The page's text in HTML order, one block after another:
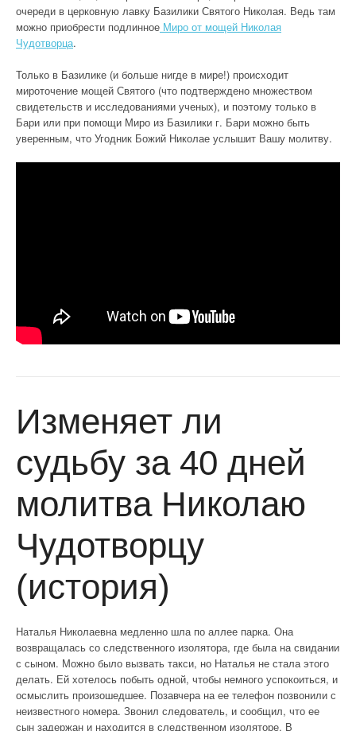
очереди в церковную лавку Базилики Святого Николая. Ведь там
можно приобрести подлинное Миро от мощей Николая
Чудотворца.
Только в Базилике (и больше нигде в мире!) происходит
мироточение мощей Святого (что подтверждено множеством
свидетельств и исследованиями ученых), и поэтому только в
Бари или при помощи Миро из Базилики г. Бари можно быть
уверенным, что Угодник Божий Николае услышит Вашу молитву.
Изменяет ли
судьбу за 40 дней
молитва Николаю
Чудотворцу
(история)
Наталья Николаевна медленно шла по аллее парка. Она
возвращалась со следственного изолятора, где была на свидании
с сыном. Можно было вызвать такси, но Наталья не стала этого
делать. Ей хотелось побыть одной, чтобы немного успокоиться, и
осмыслить произошедшее. Позавчера на ее телефон позвонили с
неизвестного номера. Звонил следователь, и сообщил, что ее
сын задержан и находится в следственном изоляторе. В